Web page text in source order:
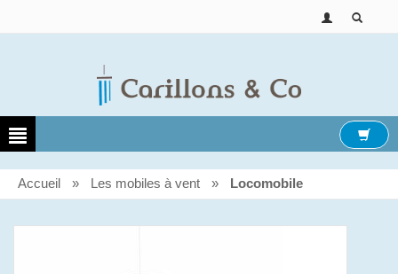
Accueil » Les mobiles à vent » Locomobile